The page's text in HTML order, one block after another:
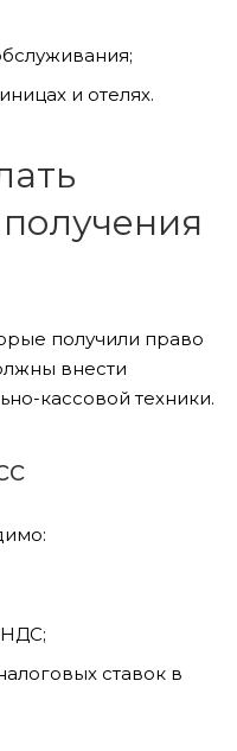
и отелях.
получили право
внести
кассовой техники.
НДС;
ставок в